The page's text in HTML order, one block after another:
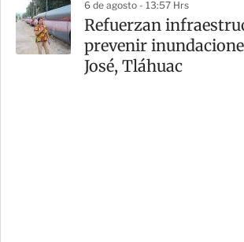
6 de agosto - 13:57 Hrs
Refuerzan
prevenir
José, Tláhuac